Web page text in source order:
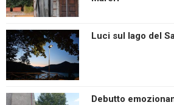
Luci sul lago del
Debutto